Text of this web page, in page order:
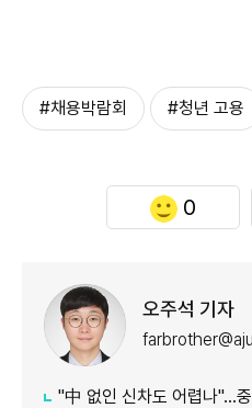
#채용박람회 #청년 고용
0
오주석 기자
"中 없인 신차도 어렵나"…